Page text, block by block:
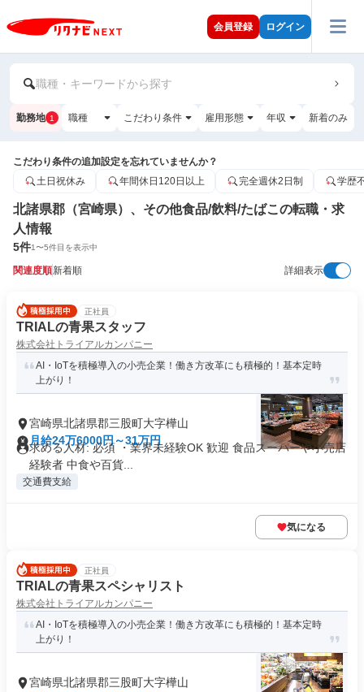
会員登録 ログイン
職種・キーワードから探す
勤務地 1 職種 こだわり条件 雇用形態 年収 新着のみ
こだわり条件の追加設定を忘れていませんか？
土日祝休み
年間休日120日以上 完全週休2日制 学歴
北諸県郡（宮崎県）、その他食品/飲料/たばこの転職・求
人情報
5件1〜5件目を表示中
関連度順新着順 詳細表示
正社員
TRIALの青果スタッフ
株式会社トライアルカンパニー
AI・IoTを積極導入の小売企業！働き方改革にも積極的！基本定時
上がり！
宮崎県北諸県郡三股町大字樺山
月給24万6000円～31万円
求める人材: 必須 ・業界未経験OK 歓迎 食品スーパーや小売店
経験者 中食や百貨...
交通費支給
気になる
正社員
TRIALの青果スペシャリスト
株式会社トライアルカンパニー
AI・IoTを積極導入の小売企業！働き方改革にも積極的！基本定時
上がり！
宮崎県北諸県郡三股町大字樺山